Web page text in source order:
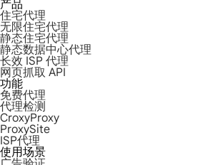
产品
住宅代理
无限住宅代理
静态住宅代理
静态数据中心代理
长效 ISP 代理
网页抓取 API
功能
免费代理
代理检测
CroxyProxy
ProxySite
ISP代理
使用场景